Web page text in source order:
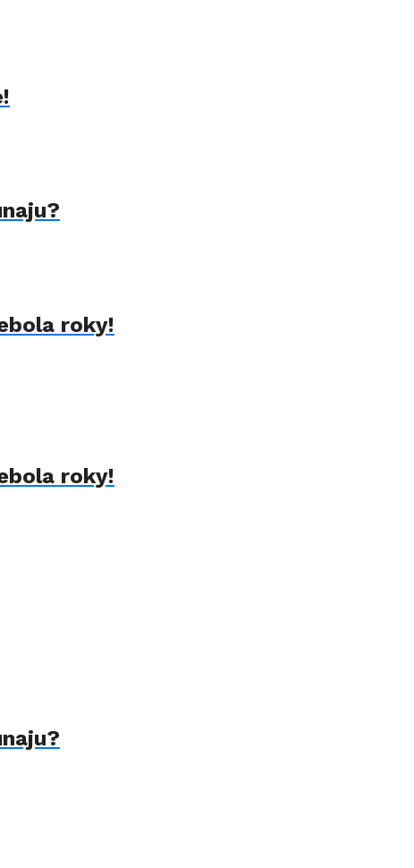
roky!
roky!